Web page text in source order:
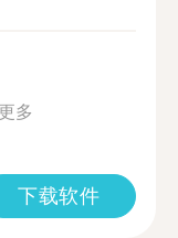
多
下载软件